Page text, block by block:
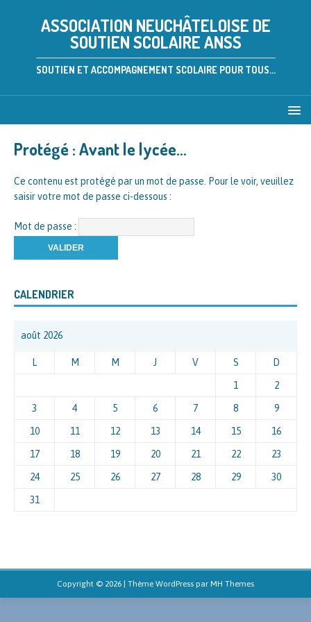
ASSOCIATION NEUCHÂTELOISE DE
SOUTIEN SCOLAIRE ANSS
SOUTIEN ET ACCOMPAGNEMENT SCOLAIRE POUR TOUS...
Protégé : Avant le lycée…
Ce contenu est protégé par un mot de passe. Pour le voir, veuillez
saisir votre mot de passe ci-dessous :
Mot de passe :
CALENDRIER
août 2026
L M M J V S D
1 2
3 4 5 6 7 8 9
10 11 12 13 14 15 16
17 18 19 20 21 22 23
24 25 26 27 28 29 30
31
Copyright © 2026 | Thème WordPress par MH Themes